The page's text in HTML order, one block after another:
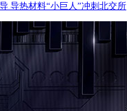
导热材料“小巨人”冲刺北交所